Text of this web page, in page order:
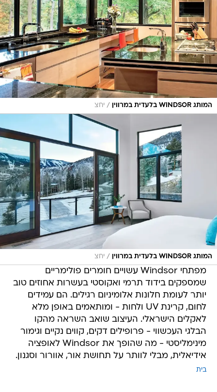
המותג WINDSOR בלעדית במרווין / יחצ
המותג WINDSOR בלעדית במרווין / יחצ
מפתחי Windsor עשויים חומרים פולימריים
שמספקים בידוד תרמי ואקוסטי בעשרות אחוזים טוב
יותר לעומת חלונות אלומיניום רגילים. הם עמידים
לחום, קרינת UV ולחות - ומותאמים באופן מלא
לאקלים הישראלי. העיצוב שואב השראה מהקו
הבלגי העכשווי - פרופילים דקים, קווים נקיים וגימור
מינימליסטי - מה שהופך את Windsor לאופציה
אידיאלית, מבלי לוותר על תחושת אור, אוורור וסגנון.
בית